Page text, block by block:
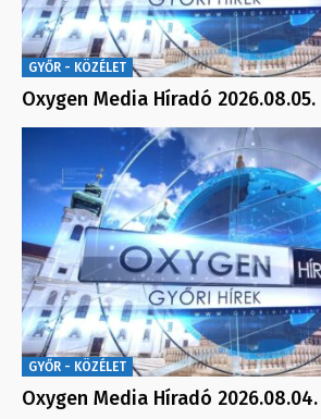
GYŐR - KÖZÉLET
Oxygen Media Híradó 2026.08.05.
GYŐR - KÖZÉLET
Oxygen Media Híradó 2026.08.04.